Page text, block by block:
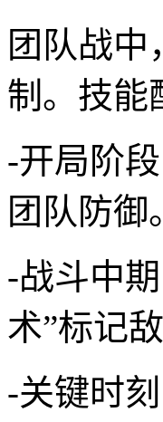
团队战中
制。技能
-开局阶
团队防御
-战斗中
术”标记
-关键时